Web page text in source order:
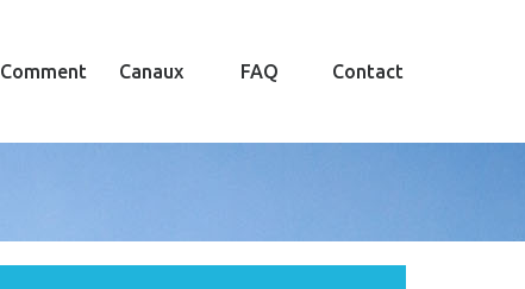
Comment Canaux FAQ Contact